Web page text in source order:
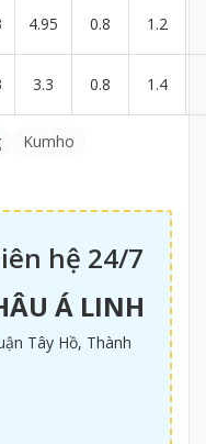
4.95 0.8 1.2
3.3 0.8 1.4
Kumho
hệ 24/7
Á LINH
Tây Hồ, Thành